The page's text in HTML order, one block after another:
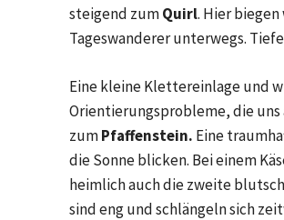
steigend zumQuirl. Hier
Tageswanderer unterwegs.
Eine kleine Klettereinlage und
Orientierungsprobleme, die uns
zumPfaffenstein. Eine
die Sonne blicken. Bei einem
heimlich auch die zweite
sind eng und schlängeln sich